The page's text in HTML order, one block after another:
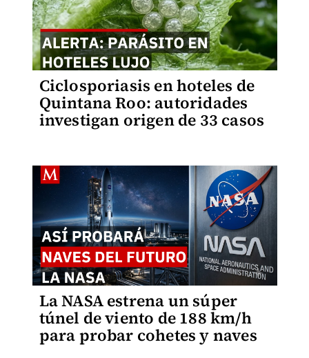
Ciclosporiasis en hoteles de
Quintana Roo: autoridades
investigan origen de 33 casos
La NASA estrena un súper
túnel de viento de 188 km/h
para probar cohetes y naves